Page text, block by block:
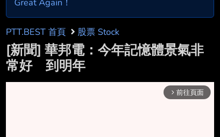
PTT.BEST 首頁 股票 Stock
[新聞] 華邦電：今年記憶體景氣非
常好 到明年
arrow_forward_ios 前往頁面